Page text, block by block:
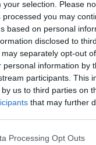
your selection. Please
you may
based on personal
disclosed to
separately opt-out
personal information by
participants. This
us to third parties on
that may further
Processing Opt Outs